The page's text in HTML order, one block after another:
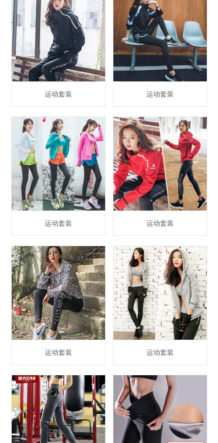
运动套装 运动套装
运动套装 运动套装
运动套装 运动套装